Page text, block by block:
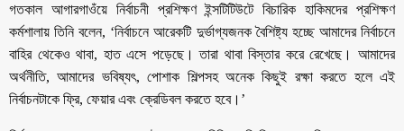
গতকাল আগারগাওঁয়ে নির্বাচনী প্রশিক্ষণ ইন্সটিটিউটে বিচারিক হাকিমদের প্রশিক্ষণ
কর্মশালায় তিনি বলেন, ‘নির্বাচনে আরেকটি দুর্ভাগ্যজনক বৈশিষ্ট্য হচ্ছে আমাদের নির্বাচনে
বাহির থেকেও থাবা, হাত এসে পড়েছে। তারা থাবা বিস্তার করে রেখেছে। আমাদের
অর্থনীতি, আমাদের ভবিষ্যৎ, পোশাক শিল্পসহ অনেক কিছুই রক্ষা করতে হলে এই
নির্বাচনটাকে ফ্রি, ফেয়ার এবং ক্রেডিবল করতে হবে।’